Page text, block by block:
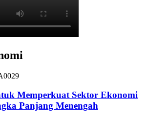
Memperkuat Sektor Ekonomi
Panjang Menengah